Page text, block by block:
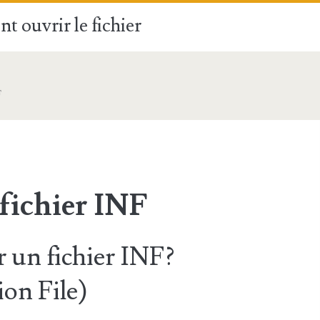
ouvrir le fichier
INF
fichier INF?
File)